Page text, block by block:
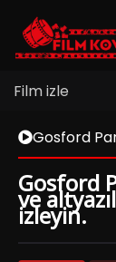
Film izle
Gosford
Gosford
ve
izleyin.